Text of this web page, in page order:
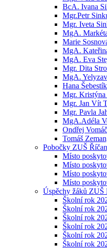
BcA. Ivana
Mgr.Petr
Mgr. Iveta
MgA.
Marie
MgA.
MgA. Eva
Mgr. Dita
MgA.
Hana
Mgr. Kristýna
Mgr. Jan Vít
Mgr. Pavla
MgA.Adéla
Ondřej
Tomáš
Pobočky ZUŠ
Místo
Místo
Místo
Místo
Úspěchy žáků ZUŠ
Školní rok
Školní rok
Školní rok
Školní rok
Školní rok
Školní rok